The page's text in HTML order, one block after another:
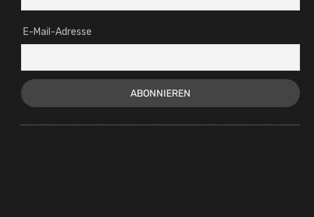
E-Mail-Adresse